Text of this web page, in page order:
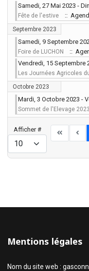
Samedi, 27 Mai 2023 -
Fête de l'estive ::
Septembre 2023
Samedi, 9 Septembre
Foire de LUCHON
::
Vendredi, 15 Septembre
Les Journées Agricoles
Octobre 2023
Mardi, 3 Octobre 2023 -
Sommet de l'Elevage 2023
Afficher #
Mentions légales
Nom du site web :